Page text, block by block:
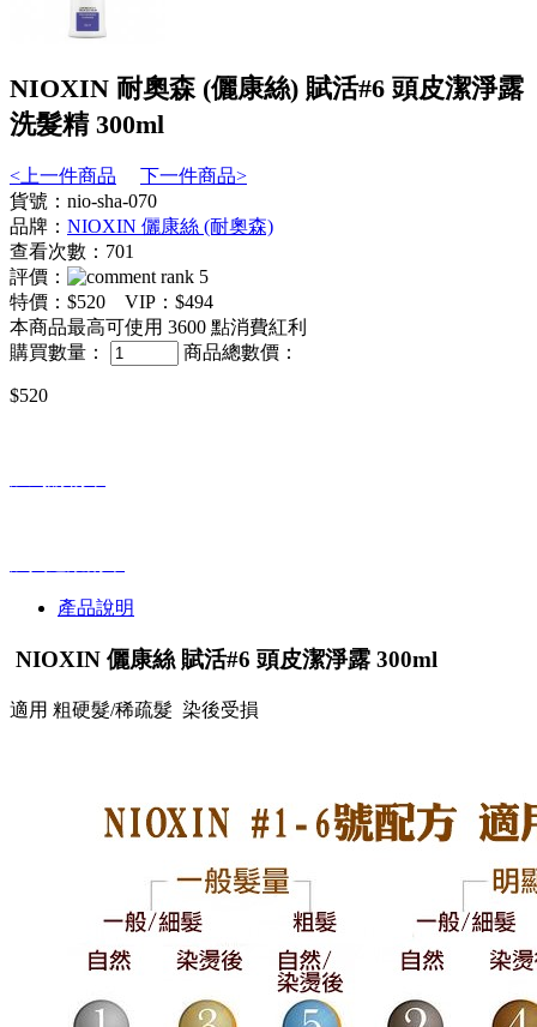
NIOXIN 耐奧森 (儷康絲) 賦活#6 頭皮潔淨露
洗髮精 300ml
<上一件商品
下一件商品>
貨號：nio-sha-070
品牌： NIOXIN 儷康絲 (耐奧森)
查看次數：701
評價：
特價： $520 VIP： $494
本商品最高可使用 3600 點消費紅利
購買數量：
商品總數價：
$520
產品說明
NIOXIN 儷康絲 賦活#6 頭皮潔淨露 300ml
適用 粗硬髮/稀疏髮 染後受損